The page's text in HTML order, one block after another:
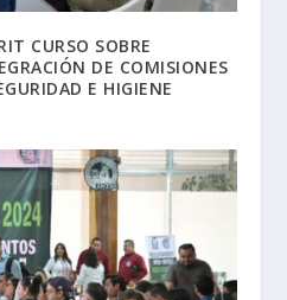
CURSO SOBRE
DE COMISIONES
E HIGIENE